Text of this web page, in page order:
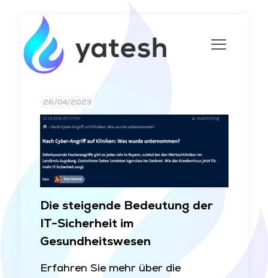
26/04/2023
Die steigende Bedeutung der
IT-Sicherheit im
Gesundheitswesen
Erfahren Sie mehr über die